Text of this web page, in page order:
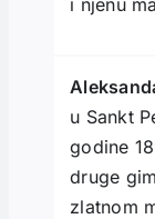
i njenu
u Sankt
godine
druge
zlatnom